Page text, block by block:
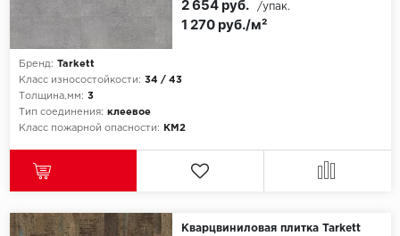
Бренд: Tarkett
Класс износостойкости: 34 / 43
Толщина,мм: 3
Тип соединения: клеевое
Класс пожарной опасности:
КМ2
1 270 руб./м²
2 654 руб. /упак.
Кварцвиниловая плитка Tarkett